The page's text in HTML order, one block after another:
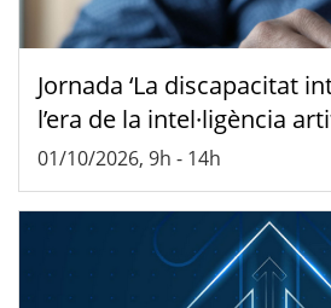
Jornada ‘La discapacitat
l’era de la intel·ligència
01/10/2026, 9h - 14h